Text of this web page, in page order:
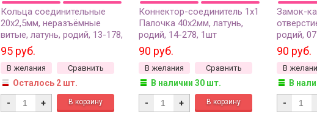
Кольца соединительные
20х2,5мм, неразъёмные
витые, латунь, родий, 13-178,
1шт
95 руб.
В желания Сравнить
Осталось 2 шт.
- +
Коннектор-соединитель 1х1
Палочка 40х2мм, латунь,
родий, 14-278, 1шт
90 руб.
В желания Сравнить
В наличии 30 шт.
- +
Замок-
родий,
90 руб.
В
В
-